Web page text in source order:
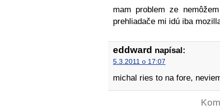
mam problem ze
prehliadače mi idú iba
eddward napísal:
5.3.2011 o 17:07
michal ries to na fore,